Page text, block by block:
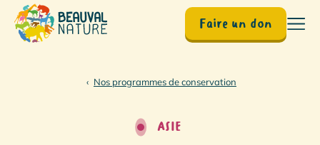
Faire un don
Nos programmes de conservation
ASIE